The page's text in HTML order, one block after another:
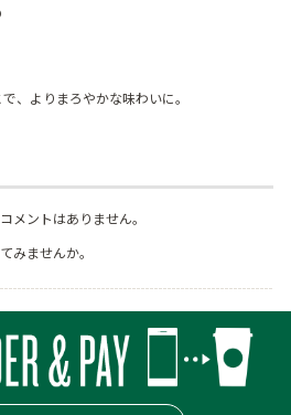
、よりまろやかな味わいに。
メントはありません。
みませんか。